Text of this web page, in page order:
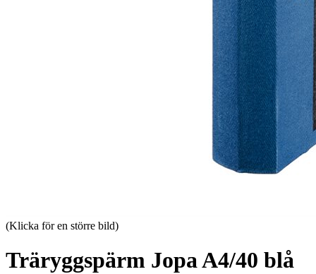
(Klicka för en större bild)
Träryggspärm Jopa A4/40 blå